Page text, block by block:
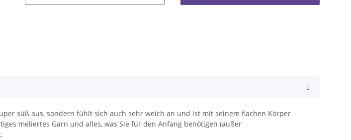
süß aus, sondern fühlt sich auch sehr weich an und ist mit seinem flachen Körper
meliertes Garn und alles, was Sie für den Anfang benötigen (außer